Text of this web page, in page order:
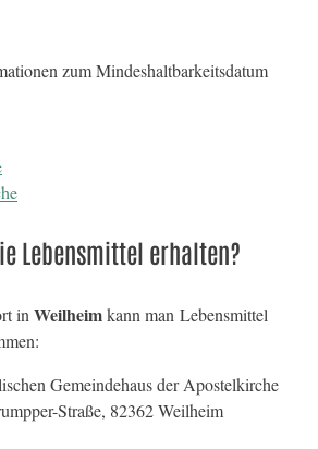
zum Mindeshaltbarkeitsdatum
Lebensmittel erhalten?
in Weilheimkann man Lebensmittel
Gemeindehaus der Apostelkirche
Straße, 82362 Weilheim